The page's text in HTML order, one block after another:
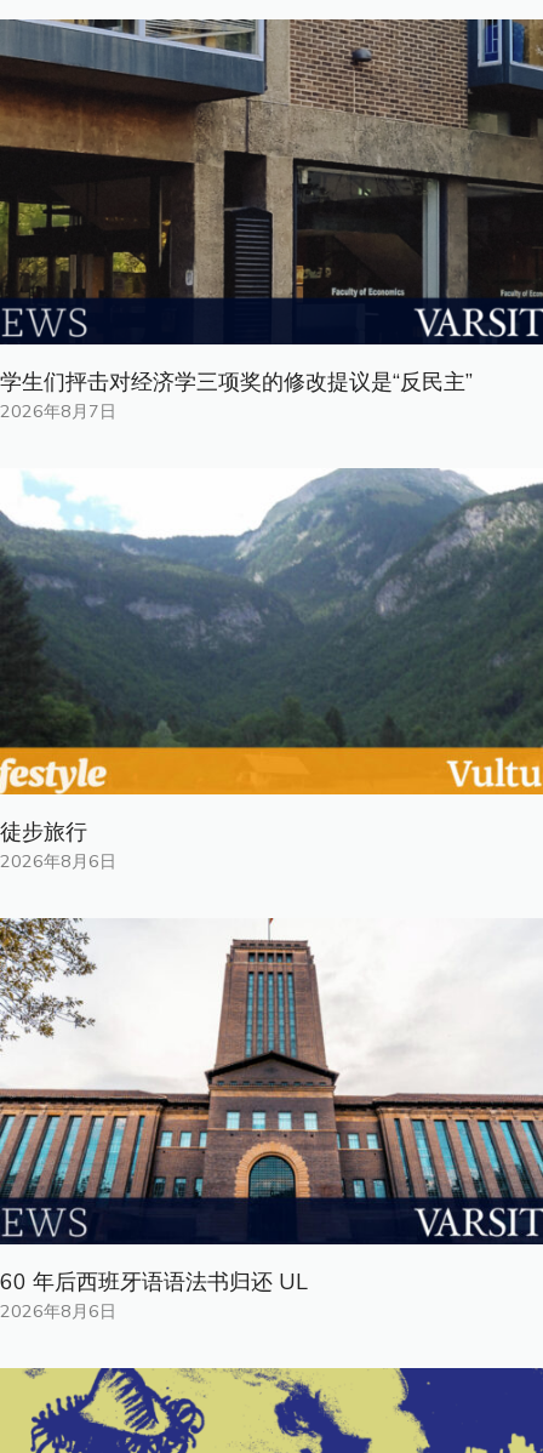
学生们抨击对经济学三项奖的修改提议是“反民主”
2026年8月7日
徒步旅行
2026年8月6日
60 年后西班牙语语法书归还 UL
2026年8月6日